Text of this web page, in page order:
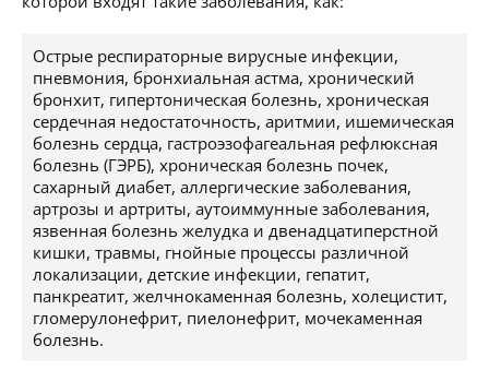
Острые респираторные вирусные инфекции,
пневмония, бронхиальная астма, хронический
бронхит, гипертоническая болезнь, хроническая
сердечная недостаточность, аритмии, ишемическая
болезнь сердца, гастроэзофагеальная рефлюксная
болезнь (ГЭРБ), хроническая болезнь почек,
сахарный диабет, аллергические заболевания,
артрозы и артриты, аутоиммунные заболевания,
язвенная болезнь желудка и двенадцатиперстной
кишки, травмы, гнойные процессы различной
локализации, детские инфекции, гепатит,
панкреатит, желчнокаменная болезнь, холецистит,
гломерулонефрит, пиелонефрит, мочекаменная
болезнь.